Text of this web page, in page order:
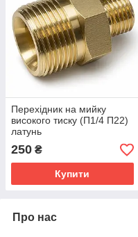
Перехідник на мийку
високого тиску (П1/4 П22)
латунь
250 ₴
Купити
Про нас